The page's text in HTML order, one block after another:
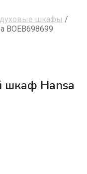
шкафы /
BOEB698699
шкаф Hansa